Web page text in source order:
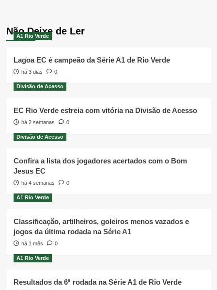
Não Deixe de Ler
A1 Rio Verde
Lagoa EC é campeão da Série A1 de Rio Verde
há 3 dias 0
Divisão de Acesso
EC Rio Verde estreia com vitória na Divisão de Acesso
há 2 semanas 0
Divisão de Acesso
Confira a lista dos jogadores acertados com o Bom
Jesus EC
há 4 semanas 0
A1 Rio Verde
Classificação, artilheiros, goleiros menos vazados e
jogos da última rodada na Série A1
há 1 mês 0
A1 Rio Verde
Resultados da 6ª rodada na Série A1 de Rio Verde